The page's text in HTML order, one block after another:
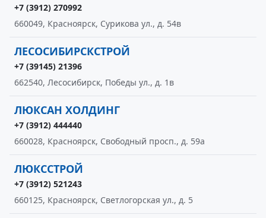
+7 (3912) 270992
660049, Красноярск, Сурикова ул., д. 54в
ЛЕСОСИБИРСКСТРОЙ
+7 (39145) 21396
662540, Лесосибирск, Победы ул., д. 1в
ЛЮКСАН ХОЛДИНГ
+7 (3912) 444440
660028, Красноярск, Свободный просп., д. 59а
ЛЮКССТРОЙ
+7 (3912) 521243
660125, Красноярск, Светлогорская ул., д. 5